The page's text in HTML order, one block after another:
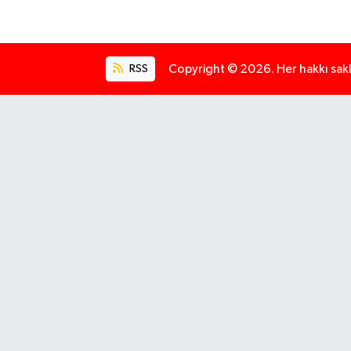
RSS Copyright © 2026. Her hakkı